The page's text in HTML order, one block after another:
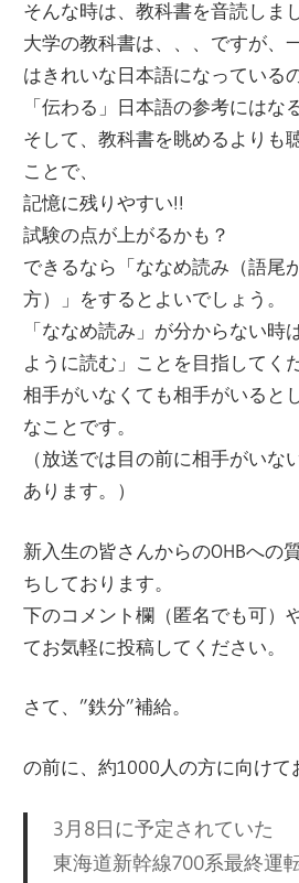
そんな時は、教科書を音読しま
大学の教科書は、、、ですが、
はきれいな日本語になっている
「伝わる」日本語の参考にはな
そして、教科書を眺めるよりも
ことで、
記憶に残りやすい!!
試験の点が上がるかも？
できるなら「ななめ読み（語尾
方）」をするとよいでしょう。
「ななめ読み」が分からない時
ように読む」ことを目指してく
相手がいなくても相手がいると
なことです。
（放送では目の前に相手がいな
あります。）
新入生の皆さんからのOHBへの
ちしております。
下のコメント欄（匿名でも可）
てお気軽に投稿してください。
さて、”鉄分”補給。
の前に、約1000人の方に向けて
3月8日に予定されていた
東海道新幹線700系最終